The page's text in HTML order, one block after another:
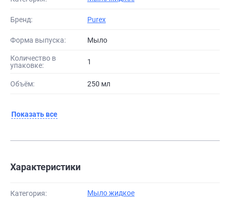
Бренд: Purex
Форма выпуска: Мыло
Количество в
упаковке:
1
Объём: 250 мл
Показать все
Характеристики
Категория: Мыло жидкое